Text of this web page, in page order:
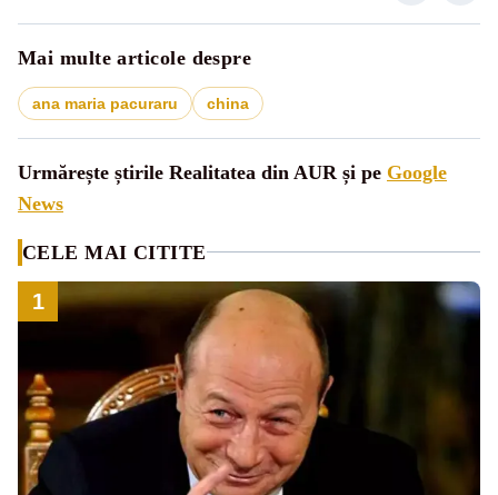
Mai multe articole despre
ana maria pacuraru china
Urmărește știrile Realitatea din AUR și pe Google
News
CELE MAI CITITE
1